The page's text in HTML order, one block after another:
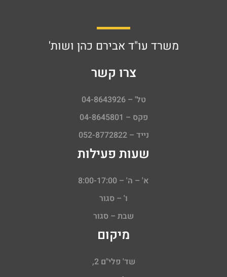
משרד עו"ד אבירם כהן ושות'
צרו קשר
טל' – 04-8643926
פקס – 04-8645801
נייד – 052-8772822
שעות פעילות
א' – ה' – 8:00-17:00
ו' – סגור
שבת – סגור
מיקום
שד' פלי"ם 2,